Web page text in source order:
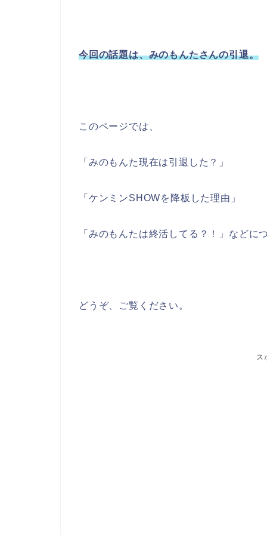
今回の話題は、みのもんたさんの引退。
このページでは、
「みのもんた現在は引退した？」
「ケンミンSHOWを降板した理由」
「みのもんたは終活してる？！」などに
どうぞ、ご覧ください。
ス